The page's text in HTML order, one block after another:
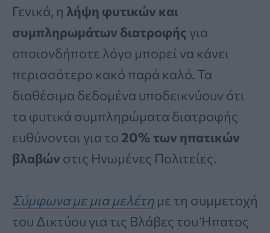
Γενικά, η λήψη φυτικών και
συμπληρωμάτων διατροφής για
οποιονδήποτε λόγο μπορεί να κάνει
περισσότερο κακό παρά καλό. Τα
διαθέσιμα δεδομένα υποδεικνύουν ότι
τα φυτικά συμπληρώματα διατροφής
ευθύνονται για το 20% των ηπατικών
βλαβών στις Ηνωμένες Πολιτείες.
Σύμφωνα με μια μελέτη με τη συμμετοχή
του Δικτύου για τις Βλάβες του Ήπατος